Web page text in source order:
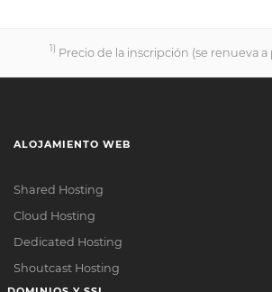
1) Precio de la inscripción (se renueva
ALOJAMIENTO WEB
Shared Hosting
Cloud Hosting
Dedicated Hosting
Shoutcast Hosting